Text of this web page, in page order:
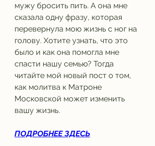
мужу бросить пить. А она мне
сказала одну фразу, которая
перевернула мою жизнь с ног на
голову. Хотите узнать, что это
было и как она помогла мне
спасти нашу семью? Тогда
читайте мой новый пост о том,
как молитва к Матроне
Московской может изменить
вашу жизнь.
ПОДРОБНЕЕ ЗДЕСЬ